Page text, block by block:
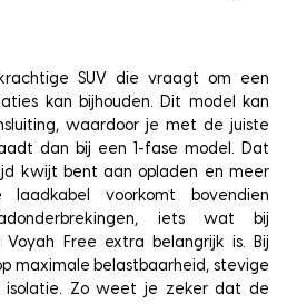
SUV die vraagt om een
kan bijhouden. Dit model kan
waardoor je met de juiste
dan bij een 1-fase model. Dat
kwijt bent aan opladen en meer
voorkomt bovendien
iets wat bij
Voyah Free extra belangrijk is. Bij
maximale belastbaarheid, stevige
isolatie. Zo weet je zeker dat de